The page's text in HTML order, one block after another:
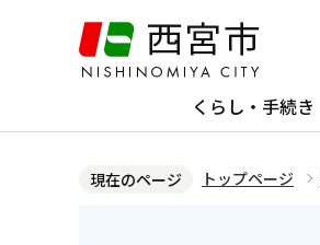
ジ
くらし・手続き
現在のページ トップページ